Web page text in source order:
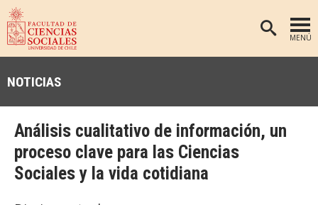
MENÚ
DEPARTAMENTOS
ANTROPOLOGÍA
EDUCACIÓN
PREGRADO
POSTGRADO
NOTICIAS
Análisis cualitativo de información, un
proceso clave para las Ciencias
Sociales y la vida cotidiana